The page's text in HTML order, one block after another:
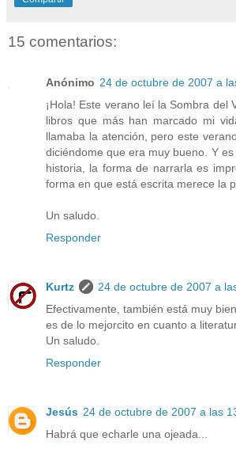
15 comentarios:
Anónimo 24 de octubre de 2007 a
¡Hola! Este verano leí la Sombra del
libros que más han marcado mi
llamaba la atención, pero este
diciéndome que era muy bueno. Y
historia, la forma de narrarla es
forma en que está escrita merece la
Un saludo.
Responder
Kurtz
24 de octubre de 2007 a
Efectivamente, también está muy
es de lo mejorcito en cuanto a
Un saludo.
Responder
Jesús 24 de octubre de 2007 a las
Habrá que echarle una ojeada...